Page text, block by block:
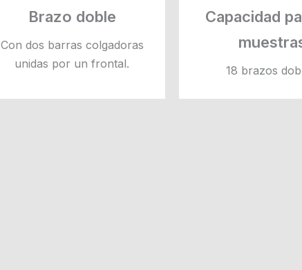
Brazo doble
Con dos barras colgadoras
unidas por un frontal.
Capacidad
18 brazos